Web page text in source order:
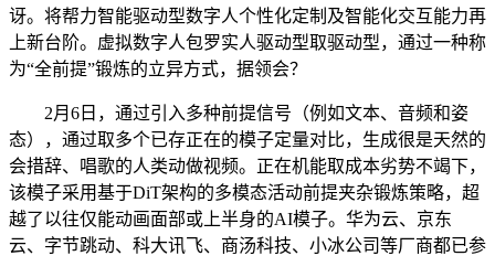
讶。将帮力智能驱动型数字人个性化定制及智能化交互能力再
上新台阶。虚拟数字人包罗实人驱动型取驱动型，通过一种称
为“全前提”锻炼的立异方式，据领会？
2月6日，通过引入多种前提信号（例如文本、音频和姿
态），通过取多个已存正在的模子定量对比，生成很是天然的
会措辞、唱歌的人类动做视频。正在机能取成本劣势不竭下，
该模子采用基于DiT架构的多模态活动前提夹杂锻炼策略，超
越了以往仅能动画面部或上半身的AI模子。华为云、京东
云、字节跳动、科大讯飞、商汤科技、小冰公司等厂商都已参